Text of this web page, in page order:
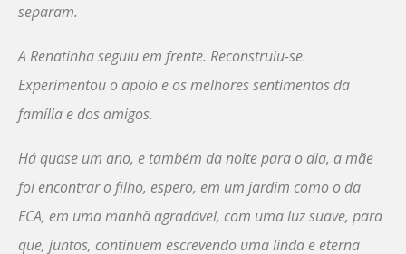
separam.
A Renatinha seguiu em frente. Reconstruiu-se.
Experimentou o apoio e os melhores sentimentos da
família e dos amigos.
Há quase um ano, e também da noite para o dia, a mãe
foi encontrar o filho, espero, em um jardim como o da
ECA, em uma manhã agradável, com uma luz suave, para
que, juntos, continuem escrevendo uma linda e eterna